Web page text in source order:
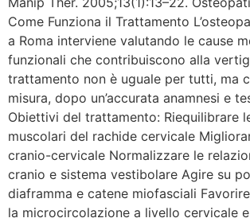
Come Funziona il Trattamento
a Roma interviene valutando le cause
funzionali che contribuiscono alla
trattamento non è uguale per tutti, ma
misura, dopo un’accurata anamnesi e
Obiettivi del trattamento: Riequilibrare
muscolari del rachide cervicale
cranio-cervicale Normalizzare le
cranio e sistema vestibolare Agire su
diaframma e catene miofasciali
la microcircolazione a livello cervicale